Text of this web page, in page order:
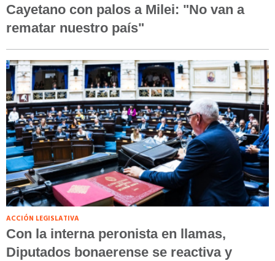
Cayetano con palos a Milei: "No van a
rematar nuestro país"
ACCIÓN LEGISLATIVA
Con la interna peronista en llamas,
Diputados bonaerense se reactiva y